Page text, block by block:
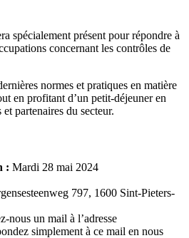
spécialement présent pour répondre à
concernant les contrôles de
normes et pratiques en matière
en profitant d’un petit-déjeuner en
partenaires du secteur.
: Mardi 28 mai 2024
797, 1600 Sint-Pieters-
nous un mail à l’adresse
simplement à ce mail en nous